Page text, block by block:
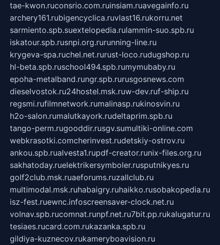
tae-kwon.ruconsrio.com.ruinsiam.ruavegainfo.ru
archery161.rubigencyclica.ruvlast16.rukorru.net
sarmiento.spb.suextelopedia.rulammin-suo.spb.ru
iskatour.spb.rusnpi.org.rurunning-line.ru
krygeva-spa.ruchel.net.rurust-loco.rudugshop.ru
hl-beta.spb.ruschool494.spb.rumymubaby.ru
epoha-metalband.rungr.spb.rurusgosnews.com
dieselvostok.ru24hostel.msk.ruw-dev.ruf-ship.ru
regsmi.rufilmnetwork.rumalinasp.rukinosvin.ru
h2o-salon.rumalutkayork.rudeltaprim.spb.ru
tango-perm.rugooddir.rusgv.sumultiki-online.com
webkrasotki.comcherinvest.rudetskiy-ostrov.ru
ankou.spb.rualvesta1.rupdf-creator.runix-files.org.ru
sakhatoday.ruelektrikersymboler.rusputnikyes.ru
golf2club.msk.ruaeforums.ruzallclub.ru
multimodal.msk.ruhabaigry.ruhaikko.rusobakopedia.ru
isz-fest.ruewnc.infoscreensaver-clock.net.ru
volnav.spb.rucomnat.runpf.net.ru7bit.pp.rukalugatur.ru
tesiaes.rucard.com.rukazanka.spb.ru
gildiya-kuznecov.rukameryboavision.ru